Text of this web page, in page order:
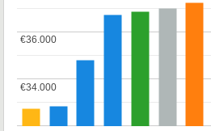
€34.000
€34.000
€36.000
€36.000